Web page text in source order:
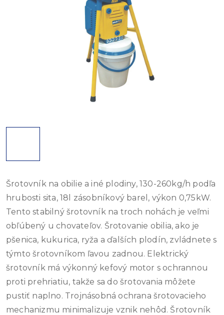
Šrotovník na obilie a iné plodiny, 130-260kg/h podľa
hrubosti sita, 18l zásobníkový barel, výkon 0,75kW.
Tento stabilný šrotovník na troch nohách je veľmi
obľúbený u chovateľov. Šrotovanie obilia, ako je
pšenica, kukurica, ryža a ďalších plodín, zvládnete s
týmto šrotovníkom ľavou zadnou. Elektrický
šrotovník má výkonný kefový motor s ochrannou
proti prehriatiu, takže sa do šrotovania môžete
pustiť naplno. Trojnásobná ochrana šrotovacieho
mechanizmu minimalizuje vznik nehôd. Šrotovník